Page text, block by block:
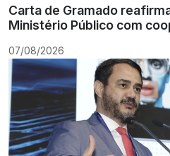
Carta de Gramado
Ministério Público com
07/08/2026